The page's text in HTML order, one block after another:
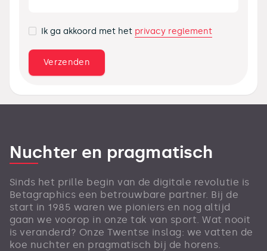
Ik ga akkoord met het privacy reglement
Nuchter en pragmatisch
Sinds het prille begin van de digitale revolutie is
Betagraphics een betrouwbare partner. Bij de
start in 1985 waren we pioniers en nog altijd
gaan we voorop in onze tak van sport. Wat nooit
is veranderd? Onze Twentse inslag: we vatten de
koe nuchter en pragmatisch bij de horens.